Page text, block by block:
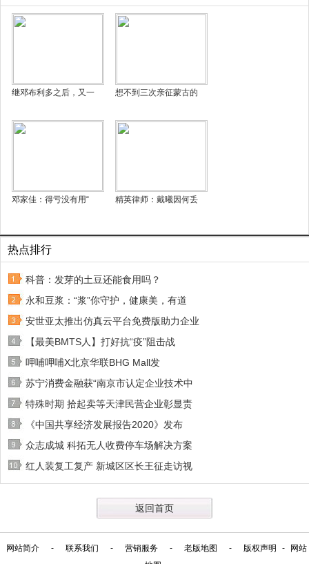
继邓布利多之后，又一 想不到三次亲征蒙古的
邓家佳：得亏没有用“ 精英律师：戴曦因何丢
热点排行
科普：发芽的土豆还能食用吗？
永和豆浆：“浆”你守护，健康美，有道
安世亚太推出仿真云平台免费版助力企业
【最美BMTS人】打好抗“疫”阻击战
呷哺呷哺X北京华联BHG Mall发
苏宁消费金融获“南京市认定企业技术中
特殊时期 拾起卖等天津民营企业彰显责
《中国共享经济发展报告2020》发布
众志成城 科拓无人收费停车场解决方案
红人装复工复产 新城区区长王征走访视
返回首页
网站简介 - 联系我们 - 营销服务 - 老版地图 - 版权声明 -
网站